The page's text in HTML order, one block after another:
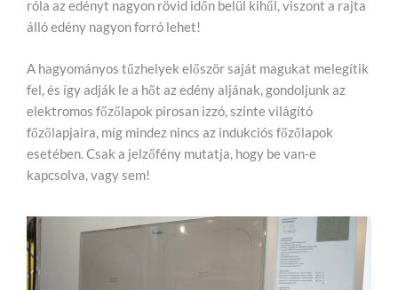
róla az edényt nagyon rövid időn belül kihűl, viszont a rajta
álló edény nagyon forró lehet!
A hagyományos tűzhelyek először saját magukat melegítik
fel, és így adják le a hőt az edény aljának, gondoljunk az
elektromos főzőlapok pirosan izzó, szinte világító
főzőlapjaira, míg mindez nincs az indukciós főzőlapok
esetében. Csak a jelzőfény mutatja, hogy be van-e
kapcsolva, vagy sem!